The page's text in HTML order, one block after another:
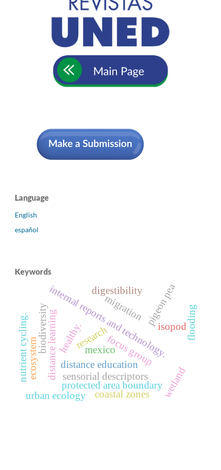
Language
English
español
Keywords
research
distance education
internal reports and technology.
distance learning
pigeon pea
focus group
sensorial descriptors
healthy. isopod
biodiversity
ecosystem
protected area boundary
urban ecology
digestibility
wetland
nutrient cycling. mexico
coastal zones
flooding
migration